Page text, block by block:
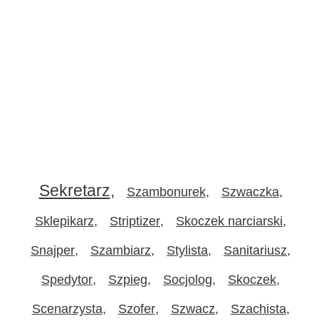
Sekretarz Szambonurek Szwaczka
Sklepikarz Striptizer Skoczek narciarski
Snajper Szambiarz Stylista Sanitariusz
Spedytor Szpieg Socjolog Skoczek
Scenarzysta Szofer Szwacz Szachista